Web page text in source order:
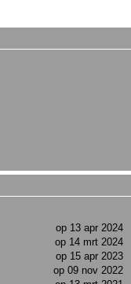
op 13 apr 2024
op 14 mrt 2024
op 15 apr 2023
op 09 nov 2022